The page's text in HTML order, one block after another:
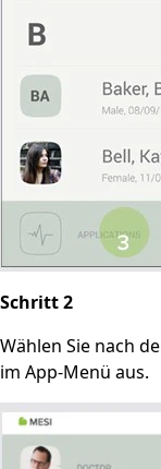
Schritt 2
Wählen Sie nach
im App-Menü aus.